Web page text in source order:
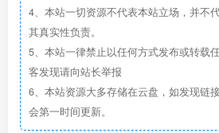
4、本站一切资源不代表本站立场，并不
其真实性负责。
5、本站一律禁止以任何方式发布或转载
客发现请向站长举报
6、本站资源大多存储在云盘，如发现链
会第一时间更新。